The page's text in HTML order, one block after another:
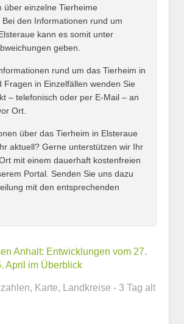
des Tierheims*
Adresse
über einzelne Tierheime
den Informationen rund um
kann es somit unter
geben.
rund um das Tierheim in
Fragen in Einzelfällen wenden Sie
– telefonisch oder per E-Mail – an
Ort.
über das Tierheim in Elsteraue
aktuell? Gerne unterstützen wir Ihr
mit einem dauerhaft kostenfreien
Portal. Senden Sie uns dazu
mit den entsprechenden
Anhalt: Entwicklungen vom 27.
April im Überblick
Karte, Landkreise - 3 Tag alt